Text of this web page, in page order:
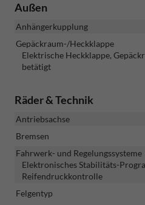
Außen
Anhängerkupplung
Gepäckraum-/Heckklappe
Elektrische Heckklappe,
betätigt
Räder & Technik
Antriebsachse
Bremsen
Fahrwerk- und Regelungssysteme
Elektronisches Stabilitäts-
Reifendruckkontrolle
Felgentyp